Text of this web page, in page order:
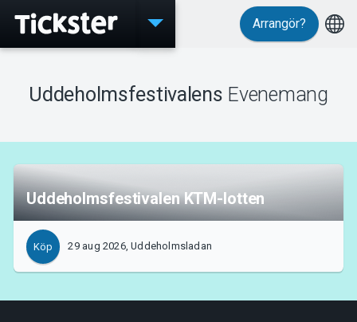
Evenemang
Support
Om Tickster
Arrangör?
Uddeholmsfestivalens Evenemang
Uddeholmsfestivalen KTM-lotten
Köp 29 aug 2026, Uddeholmsladan